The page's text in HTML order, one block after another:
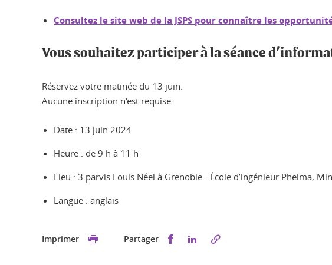
Consultez le site web de la JSPS pour connaître les
Vous souhaitez participer à la séance
Réservez votre matinée du 13 juin.
Aucune inscription n'est requise.
Date : 13 juin 2024
Heure : de 9 h à 11 h
Lieu : 3 parvis Louis Néel à Grenoble - École d’ingénieur Phelma,
Langue : anglais
Imprimer Partager Partager sur Facebook
Partager sur LinkedIn